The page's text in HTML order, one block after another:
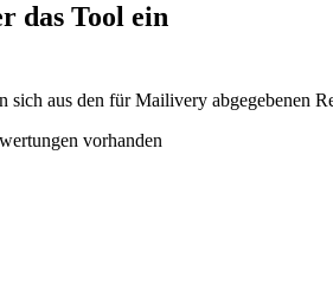
das Tool ein
sich aus den für Mailivery abgegebenen
vorhanden